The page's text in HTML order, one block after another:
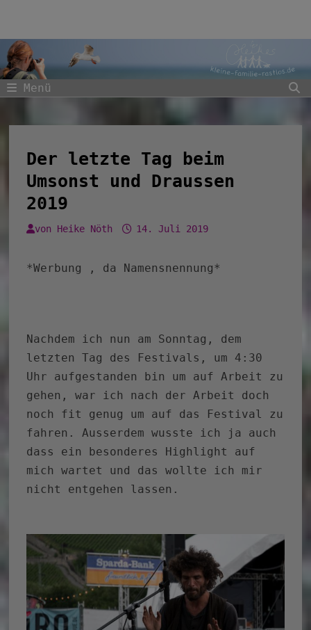
springen
Menü
Der letzte Tag beim
Umsonst und Draussen
2019
von Heike Nöth 14. Juli 2019
*Werbung , da Namensnennung*
Nachdem ich nun am Sonntag, dem
letzten Tag des Festivals, um 4:30
Uhr aufgestanden bin um auf Arbeit zu
gehen, war ich nach der Arbeit doch
noch fit genug um auf das Festival zu
fahren. Ausserdem wusste ich ja auch
dass ein besonderes Highlight auf
mich wartet und das wollte ich mir
nicht entgehen lassen.